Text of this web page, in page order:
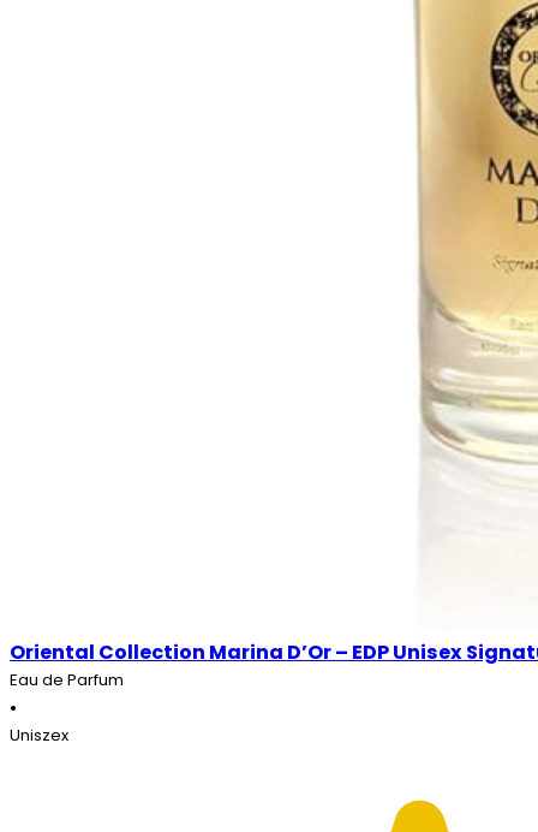
Oriental Collection Marina D’Or – EDP Unisex
Eau de Parfum
•
Uniszex